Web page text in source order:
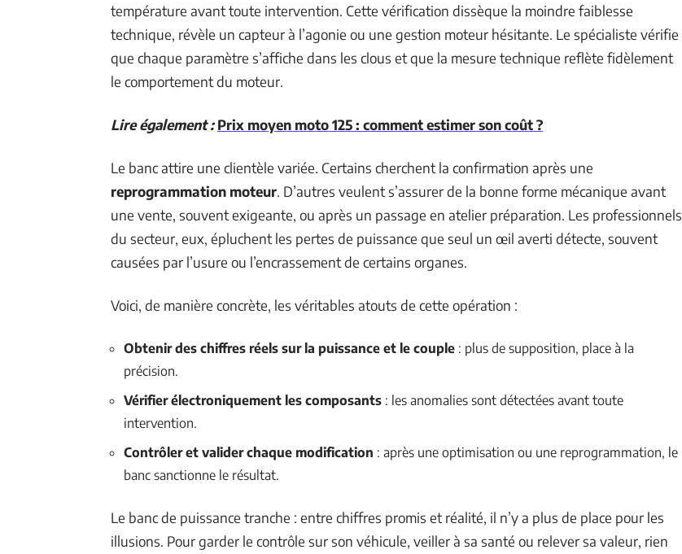
température avant toute intervention. Cette vérification dissèque la moindre faiblesse
technique, révèle un capteur à l’agonie ou une gestion moteur hésitante. Le spécialiste vérifie
que chaque paramètre s’affiche dans les clous et que la mesure technique reflète fidèlement
le comportement du moteur.
Lire également : Prix moyen moto 125 : comment estimer son coût ?
Le banc attire une clientèle variée. Certains cherchent la confirmation après une
reprogrammation moteur. D’autres veulent s’assurer de la bonne forme mécanique avant
une vente, souvent exigeante, ou après un passage en atelier préparation. Les professionnels
du secteur, eux, épluchent les pertes de puissance que seul un œil averti détecte, souvent
causées par l’usure ou l’encrassement de certains organes.
Voici, de manière concrète, les véritables atouts de cette opération :
Obtenir des chiffres réels sur la puissance et le couple : plus de supposition, place à la
précision.
Vérifier électroniquement les composants : les anomalies sont détectées avant toute
intervention.
Contrôler et valider chaque modification : après une optimisation ou une reprogrammation, le
banc sanctionne le résultat.
Le banc de puissance tranche : entre chiffres promis et réalité, il n’y a plus de place pour les
illusions. Pour garder le contrôle sur son véhicule, veiller à sa santé ou relever sa valeur, rien